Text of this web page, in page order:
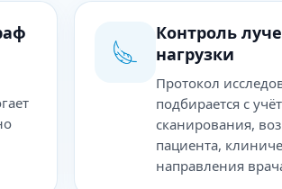
Контроль
нагрузки
Протокол
подбирается с
сканирования,
пациента,
направления